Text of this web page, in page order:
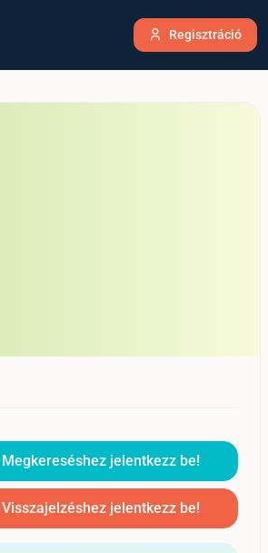
Regisztráció
Megkereséshez jelentkezz be!
Visszajelzéshez jelentkezz be!